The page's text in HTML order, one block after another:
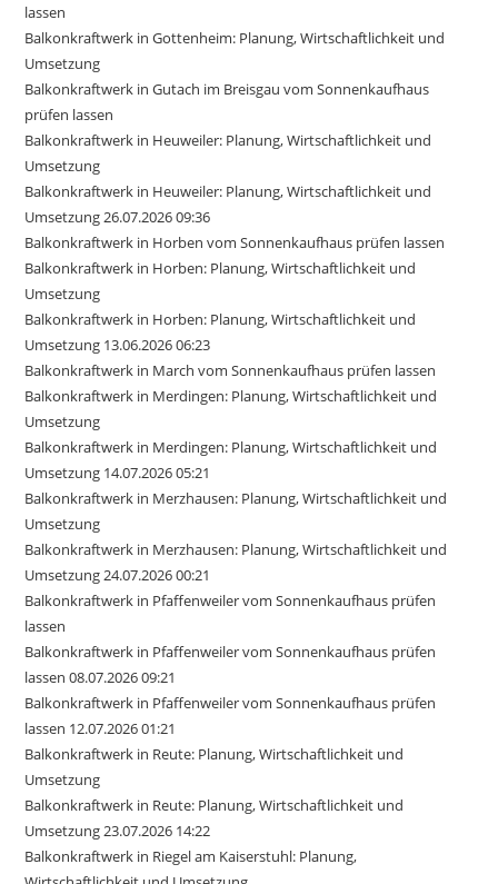
lassen
Balkonkraftwerk in Gottenheim: Planung, Wirtschaftlichkeit und
Umsetzung
Balkonkraftwerk in Gutach im Breisgau vom Sonnenkaufhaus
prüfen lassen
Balkonkraftwerk in Heuweiler: Planung, Wirtschaftlichkeit und
Umsetzung
Balkonkraftwerk in Heuweiler: Planung, Wirtschaftlichkeit und
Umsetzung 26.07.2026 09:36
Balkonkraftwerk in Horben vom Sonnenkaufhaus prüfen lassen
Balkonkraftwerk in Horben: Planung, Wirtschaftlichkeit und
Umsetzung
Balkonkraftwerk in Horben: Planung, Wirtschaftlichkeit und
Umsetzung 13.06.2026 06:23
Balkonkraftwerk in March vom Sonnenkaufhaus prüfen lassen
Balkonkraftwerk in Merdingen: Planung, Wirtschaftlichkeit und
Umsetzung
Balkonkraftwerk in Merdingen: Planung, Wirtschaftlichkeit und
Umsetzung 14.07.2026 05:21
Balkonkraftwerk in Merzhausen: Planung, Wirtschaftlichkeit und
Umsetzung
Balkonkraftwerk in Merzhausen: Planung, Wirtschaftlichkeit und
Umsetzung 24.07.2026 00:21
Balkonkraftwerk in Pfaffenweiler vom Sonnenkaufhaus prüfen
lassen
Balkonkraftwerk in Pfaffenweiler vom Sonnenkaufhaus prüfen
lassen 08.07.2026 09:21
Balkonkraftwerk in Pfaffenweiler vom Sonnenkaufhaus prüfen
lassen 12.07.2026 01:21
Balkonkraftwerk in Reute: Planung, Wirtschaftlichkeit und
Umsetzung
Balkonkraftwerk in Reute: Planung, Wirtschaftlichkeit und
Umsetzung 23.07.2026 14:22
Balkonkraftwerk in Riegel am Kaiserstuhl: Planung,